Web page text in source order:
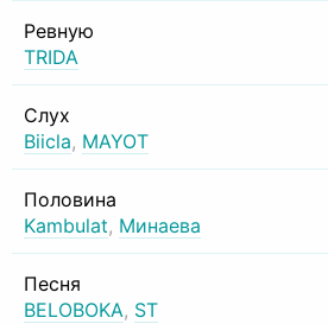
Ревную
TRIDA
Слух
Biicla, MAYOT
Половина
Kambulat, Минаева
Песня
BELOBOKA, ST